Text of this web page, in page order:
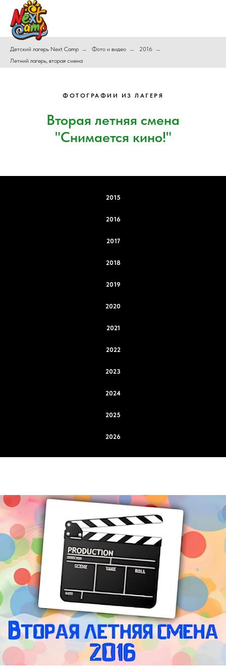
Детский лагерь Next Camp → Фото и видео → 2016 →
Летний лагерь, вторая смена
ФОТОГРАФИИ ИЗ ЛАГЕРЯ
Вторая летняя смена
"Снимается кино!"
2015
2016
2017
2018
2019
2020
2021
2022
2023
2024
2025
2026